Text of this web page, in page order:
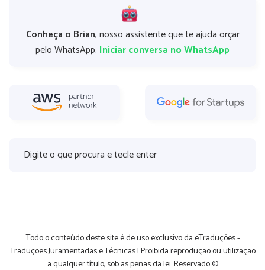
Conheça o Brian, nosso assistente que te ajuda orçar
pelo WhatsApp. Iniciar conversa no WhatsApp
Todo o conteúdo deste site é de uso exclusivo da eTraduções -
Traduções Juramentadas e Técnicas | Proibida reprodução ou utilização
a qualquer título, sob as penas da lei. Reservado ©